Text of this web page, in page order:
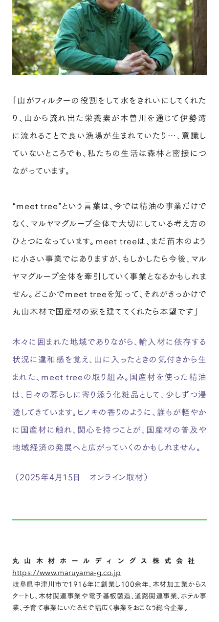
「山がフィルターの役割をして水をきれいにしてくれた
り、山から流れ出た栄養素が木曽川を通じて伊勢湾
に流れることで良い漁場が生まれていたり…、意識し
ていないところでも、私たちの生活は森林と密接につ
ながっています。
“meet tree”という言葉は、今では精油の事業だけで
なく、マルヤマグループ全体で大切にしている考え方の
ひとつになっています。meet treeは、まだ苗木のよう
に小さい事業ではありますが、もしかしたら今後、マル
ヤマグループ全体を牽引していく事業となるかもしれま
せん。どこかでmeet treeを知って、それがきっかけで
丸山木材で国産材の家を建ててくれたら本望です」
木々に囲まれた地域でありながら、輸入材に依存する
状況に違和感を覚え、山に入ったときの気付きから生
まれた、meet treeの取り組み。国産材を使った精油
は、日々の暮らしに寄り添う化粧品として、少しずつ浸
透してきています。ヒノキの香りのように、誰もが軽やか
に国産材に触れ、関心を持つことが、国産材の普及や
地域経済の発展へと広がっていくのかもしれません。
（2025年4月15日 オンライン取材）
丸山木材ホールディングス株式会社
https://www.maruyama-g.co.jp
岐阜県中津川市で1916年に創業し100余年、木材加工業からス
タートし、木材関連事業や電子基板製造、道路関連事業、ホテル事
業、子育て事業にいたるまで幅広く事業をおこなう総合企業。